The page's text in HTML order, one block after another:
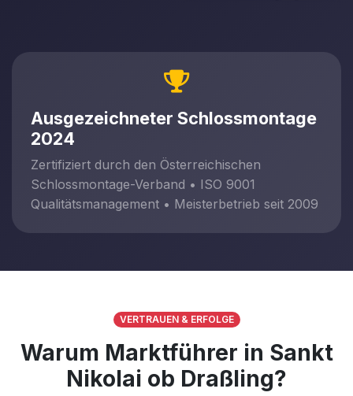
Ausgezeichneter Schlossmontage
2024
Zertifiziert durch den Österreichischen
Schlossmontage-Verband • ISO 9001
Qualitätsmanagement • Meisterbetrieb seit 2009
VERTRAUEN & ERFOLGE
Warum Marktführer in Sankt
Nikolai ob Draßling?